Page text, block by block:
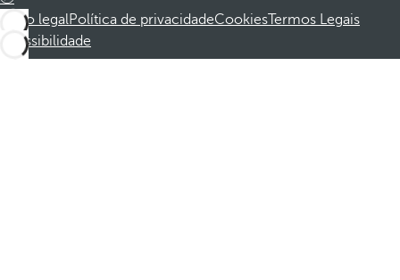
Aviso legalPolítica de privacidadeCookiesTermos Legais
Acessibilidade